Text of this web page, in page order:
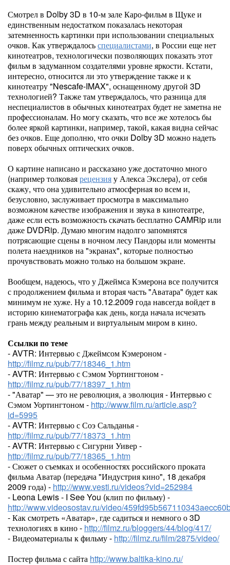
Смотрел в Dolby 3D в 10-м зале Каро-фильм в Щуке и
единственным недостатком показалась некоторая
затемненность картинки при использовании специальных
очков. Как утверждалосьспециалистами, в России еще нет
кинотеатров, технологически позволяющих показать этот
фильм в задуманном создателями уровне яркости. Кстати,
интересно, относится ли это утверждение также и к
кинотеатру "Nescafe-IMAX", оснащенному другой 3D
технологией? Также там утверждалось, что разница для
неспециалистов в обычных кинотеатрах будет не заметна не
профессионалам. Но могу сказать, что все же хотелось бы
более яркой картинки, например, такой, какая видна сейчас
без очков. Еще дополню, что очки Dolby 3D можно надеть
поверх обычных оптических очков.
О картине написано и рассказано уже достаточно много
(например толковаярецензияу Алекса Экслера), от себя
скажу, что она удивительно атмосферная во всем и,
безусловно, заслуживает просмотра в максимально
возможном качестве изображения и звука в кинотеатре,
даже если есть возможность скачать бесплатно CAMRip или
даже DVDRip. Думаю многим надолго запомнятся
потрясающие сцены в ночном лесу Пандоры или моменты
полета наездников на "экранах", которые полностью
прочувствовать можно только на большом экране.
Вообщем, надеюсь, что у Джеймса Кэмерона все получится
с продолжением фильма и вторая часть "Аватара" будет как
минимум не хуже. Ну а 10.12.2009 года навсегда войдет в
историю кинематографа как день, когда начала исчезать
грань между реальным и виртуальным миром в кино.
Ссылки по теме
- AVTR: Интервью с Джеймсом Кэмероном -
http://filmz.ru/pub/77/18346_1.htm
- AVTR: Интервью с Сэмом Уортингтоном -
http://filmz.ru/pub/77/18397_1.htm
- "Аватар" — это не революция, а эволюция - Интервью с
Сэмом Уортингтоном - http://www.film.ru/article.asp?
id=5995
- AVTR: Интервью с Соэ Сальданья -
http://filmz.ru/pub/77/18373_1.htm
- AVTR: Интервью с Сигурни Уивер -
http://filmz.ru/pub/77/18365_1.htm
- Сюжет о съемках и особенностях российского проката
фильма Аватар (передача "Индустрия кино", 18 декабря
2009 года) - http://www.vesti.ru/videos?vid=252984
- Leona Lewis - I See You (клип по фильму) -
http://www.videosostav.ru/video/
- Как смотреть «Аватар», где садиться и немного о 3D
технологиях в кино - http://filmz.ru/bloggers/44/blog/417/
- Видеоматериалы к фильму - http://filmz.ru/film/2875/video/
Постер фильма с сайта http://www.baltika-kino.ru/